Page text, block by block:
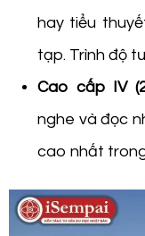
hay tiểu
tạp. Trình độ
Cao cấp IV
nghe và đọc
cao nhất